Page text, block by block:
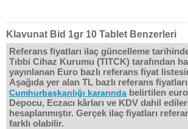
Klavunat Bid 1gr 10 Tablet Benzerleri
Referans fiyatları ilaç güncelleme
Tıbbi Cihaz Kurumu (TITCK) tarafından
yayınlanan Euro bazlı referans fiyat
Aşağıda yer alan TL bazlı referans
Cumhurbaşkanlığı kararında belirtilen
Depocu, Eczacı kârları ve KDV dahil
hesaplanmıştır. Gerçek ilaç fiyatları
farklı olabilir.